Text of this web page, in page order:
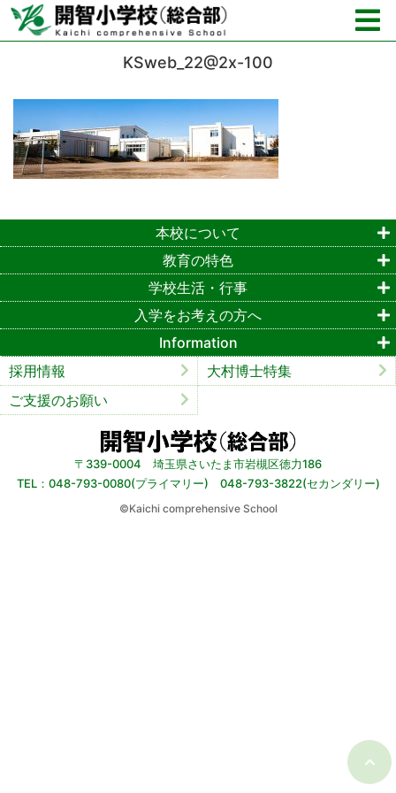
KSweb_22@2x-100
〒339-0004 埼玉県さいたま市岩槻区徳力186
TEL：048-793-0080(プライマリー) 048-793-3822(セカンダリー)
本校について
教育の特色
学校生活・行事
入学をお考えの方へ
Information
採用情報
大村博士特集
ご支援のお願い
©︎Kaichi comprehensive School